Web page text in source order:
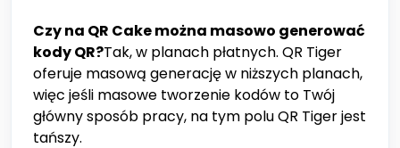
Czy na QR Cake można masowo generować
kody QR?Tak, w planach płatnych. QR Tiger
oferuje masową generację w niższych planach,
więc jeśli masowe tworzenie kodów to Twój
główny sposób pracy, na tym polu QR Tiger jest
tańszy.